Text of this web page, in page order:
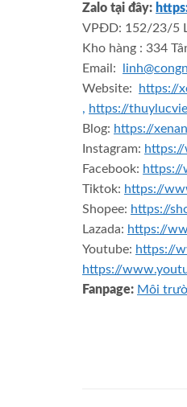
Zalo tại đây:
VPĐD: 152/23/5
Kho hàng : 334
Email:
Website:
https://
, https://
Blog: https://
Instagram:
Facebook: https://
Tiktok: https://
Shopee: https://
Lazada: https://
Youtube: https://
https://
Fanpage: Môi